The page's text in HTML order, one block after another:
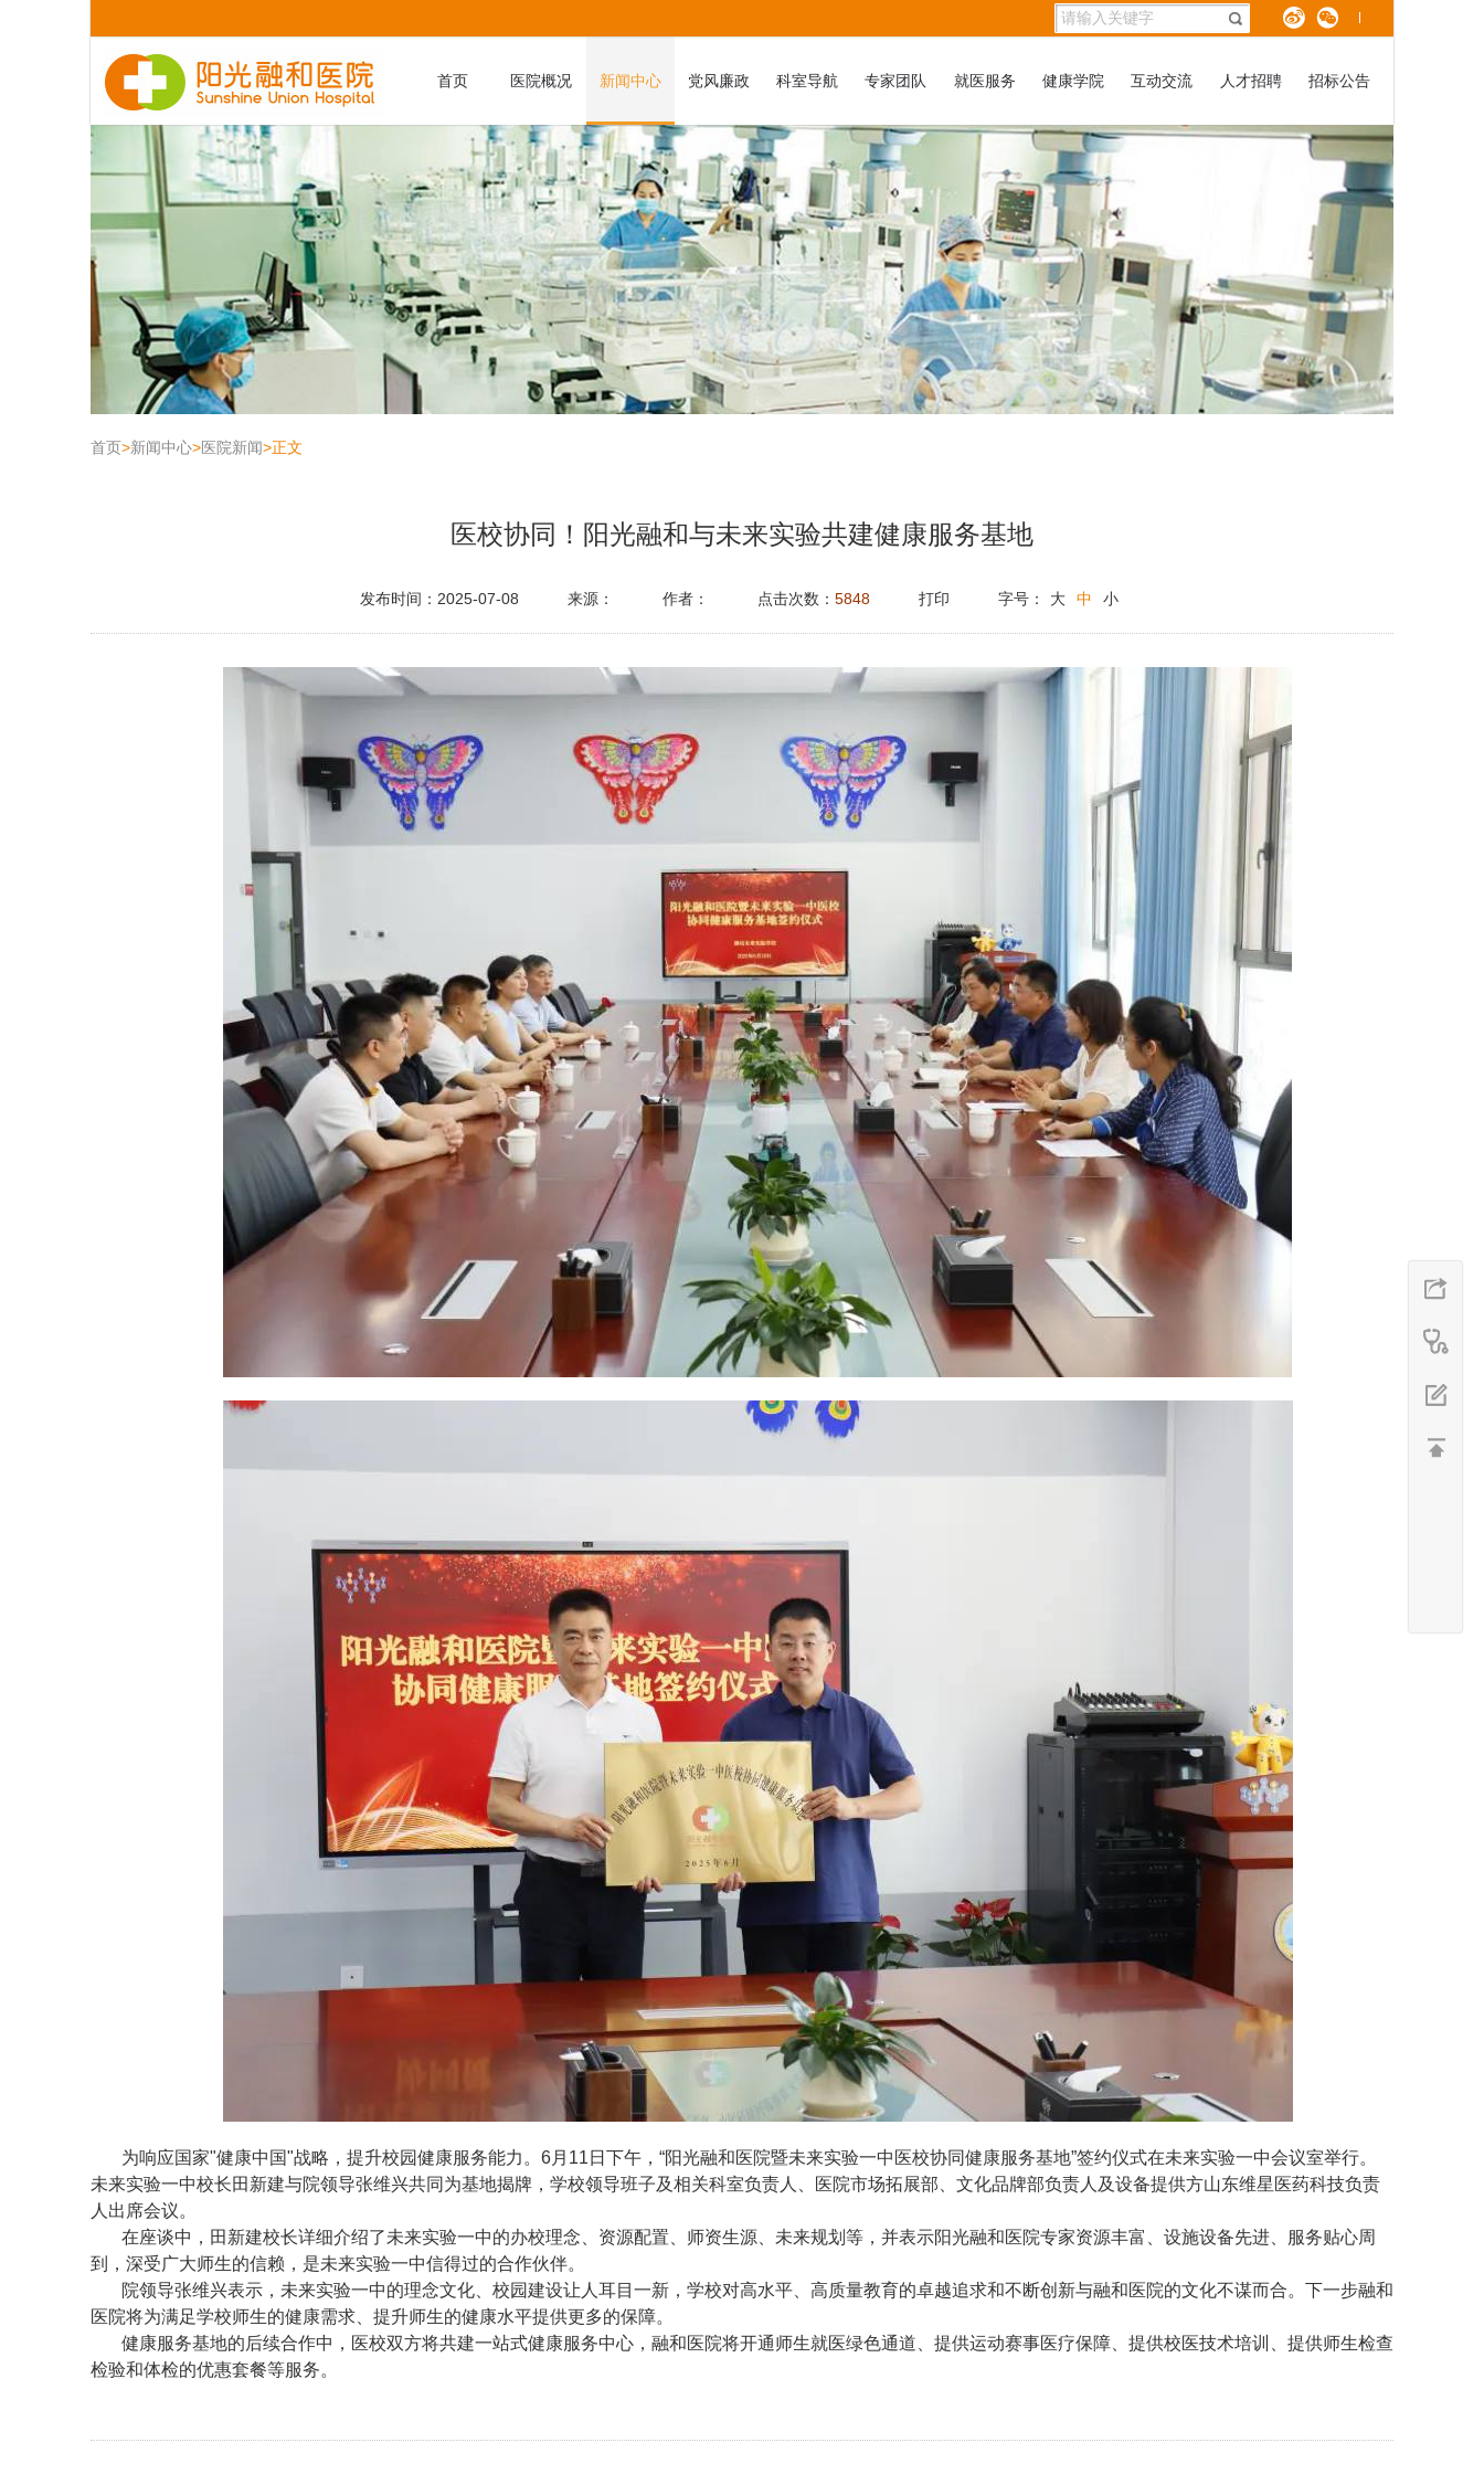
首页 医院概况 新闻中心 党风廉政 科室导航 专家团队 就医服务 健康学院 互动交流 人才招聘 招标公告
首页>新闻中心>医院新闻>正文
医校协同！阳光融和与未来实验共建健康服务基地
发布时间：2025-07-08 来源： 作者： 点击次数： 5848 打印 字号： 大 中 小
为响应国家"健康中国"战略，提升校园健康服务能力。6月11日下午，“阳光融和医院暨未来实验一中医校协同健康服务基地”签约仪式在未来实验一中会议室举行。
未来实验一中校长田新建与院领导张维兴共同为基地揭牌，学校领导班子及相关科室负责人、医院市场拓展部、文化品牌部负责人及设备提供方山东维星医药科技负责
人出席会议。
在座谈中，田新建校长详细介绍了未来实验一中的办校理念、资源配置、师资生源、未来规划等，并表示阳光融和医院专家资源丰富、设施设备先进、服务贴心周
到，深受广大师生的信赖，是未来实验一中信得过的合作伙伴。
院领导张维兴表示，未来实验一中的理念文化、校园建设让人耳目一新，学校对高水平、高质量教育的卓越追求和不断创新与融和医院的文化不谋而合。下一步融和
医院将为满足学校师生的健康需求、提升师生的健康水平提供更多的保障。
健康服务基地的后续合作中，医校双方将共建一站式健康服务中心，融和医院将开通师生就医绿色通道、提供运动赛事医疗保障、提供校医技术培训、提供师生检查
检验和体检的优惠套餐等服务。